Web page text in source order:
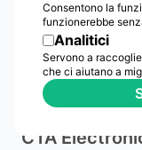
Consentono la
funzionerebbe
Analitici
Servono a
che ci aiutano a
CTA